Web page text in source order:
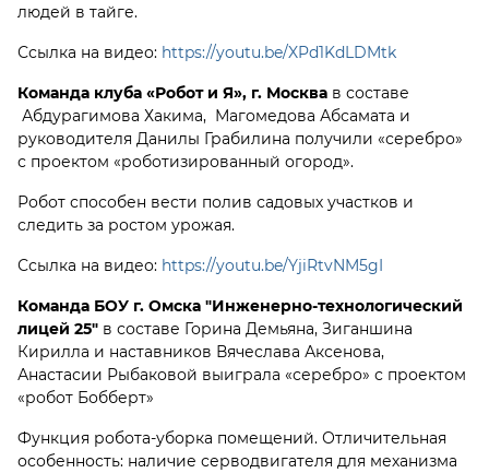
людей в тайге.
Ссылка на видео: https://youtu.be/XPd1KdLDMtk
Команда клуба «Робот и Я», г. Москва в составе
Абдурагимова Хакима, Магомедова Абсамата и
руководителя Данилы Грабилина получили «серебро»
с проектом «роботизированный огород».
Робот способен вести полив садовых участков и
следить за ростом урожая.
Ссылка на видео: https://youtu.be/YjiRtvNM5gI
Команда БОУ г. Омска "Инженерно-технологический
лицей 25" в составе Горина Демьяна, Зиганшина
Кирилла и наставников Вячеслава Аксенова,
Анастасии Рыбаковой выиграла «серебро» с проектом
«робот Бобберт»
Функция робота-уборка помещений. Отличительная
особенность: наличие серводвигателя для механизма